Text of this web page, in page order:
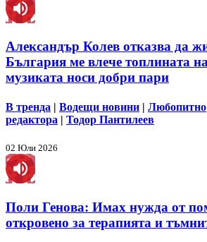
Александър Колев отказва да
България ме влече топлината
музиката носи добри пари
В тренда | Водещи новини | Любопитно
редактора | Тодор Пантилеев
02 Юли 2026
Поли Генова: Имах нужда от
откровено за терапията и